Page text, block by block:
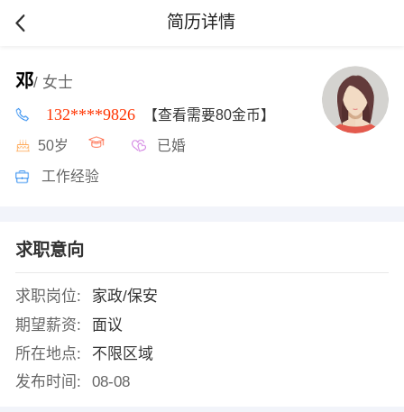
简历详情
邓/ 女士
132****9826 【查看需要80金币】
50岁 已婚
工作经验
求职意向
求职岗位:
家政/保安
期望薪资:
面议
所在地点:
不限区域
发布时间:
08-08